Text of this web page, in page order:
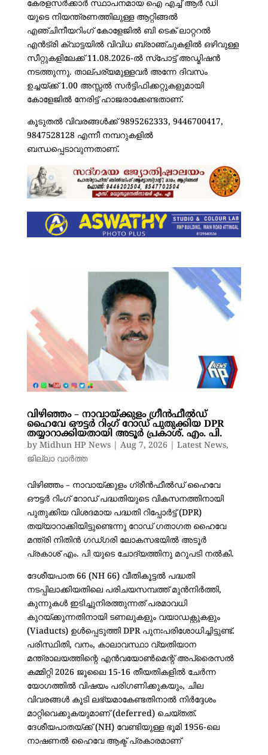
കേരളസർക്കാർ സ്ഥാപനമായ ഐ എച്ച് ആർ ഡി
യുടെ നിയന്ത്രണത്തിലുള്ള ആറ്റിങ്ങൽ
എഞ്ചിനീയറിംഗ് കോളേജിൽ ബി ടെക് ലാറ്ററൽ
എൻട്രി ക്വാട്ടയിൽ വിവിധ ബ്രാഞ്ചുകളിൽ ഒഴിവുള്ള
സീറ്റുകളിലേക്ക് 11.08.2026-ൽ സ്പോട്ട് അഡ്മിഷൻ
നടത്തുന്നു. താല്പര്യമുള്ളവർ അന്നേ ദിവസം
ഉച്ചയ്ക്ക് 1.00 അസ്സൽ സർട്ടിഫിക്കറ്റുകളുമായി
കോളേജിൽ നേരിട്ട് ഹാജരാക്കേണ്ടതാണ്.
കൂടുതൽ വിവരങ്ങൾക്ക് 9895262333, 9446700417,
9847528128 എന്നീ നമ്പറുകളിൽ
ബന്ധപ്പെടാവുന്നതാണ്.
​വിഴിഞ്ഞം – നാവായ്ക്കുളം ഗ്രീൻഫീൽഡ്
ഹൈവേ ഔട്ടർ റിംഗ് റോഡ് പുതുക്കിയ DPR
തയ്യാറാക്കിയതായി അടൂർ പ്രകാശ്. എം. പി.
by Midhun HP News| Aug 7, 2026 Latest News,
ജില്ലാ വാർത്ത
വിഴിഞ്ഞം – നാവായ്ക്കുളം ഗ്രീൻഫീൽഡ് ഹൈവേ
ഔട്ടർ റിംഗ് റോഡ് പദ്ധതിയുടെ വികസനത്തിനായി
പുതുക്കിയ വിശദമായ പദ്ധതി റിപ്പോർട്ട് (DPR)
തയ്യാറാക്കിയിട്ടുണ്ടെന്നു റോഡ് ഗതാഗത ഹൈവേ
മന്ത്രി നിതിൻ ഗഡ്ഗരി ലോകസഭയിൽ അടൂർ
പ്രകാശ് എം. പി യുടെ ചോദ്യത്തിനു മറുപടി നൽകി.
ദേശീയപാത 66 (NH 66) വീതികൂട്ടൽ പദ്ധതി
നടപ്പിലാക്കിയതിലെ പരിചയസമ്പത്ത് മുൻനിർത്തി,
കുന്നുകൾ ഇടിച്ചുനിരത്തുന്നത് പരമാവധി
കുറയ്ക്കുന്നതിനായി ടണലുകളും വയാഡക്റ്റുകളും
(Viaducts) ഉൾപ്പെടുത്തി DPR പുനഃപരിശോധിച്ചിട്ടുണ്ട്.
പരിസ്ഥിതി, വനം, കാലാവസ്ഥാ വ്യതിയാന
മന്ത്രാലയത്തിന്റെ എൻവയോൺമെന്റ് അപ്രൈസൽ
കമ്മിറ്റി 2026 ജൂലൈ 15-16 തീയതികളിൽ ചേർന്ന
യോഗത്തിൽ വിഷയം പരിഗണിക്കുകയും, ചില
വിവരങ്ങൾ കൂടി ലഭ്യമാകേണ്ടതിനാൽ നിർദ്ദേശം
മാറ്റിവെക്കുകയുമാണ് (deferred) ചെയ്തത്.
​ദേശീയപാതയ്ക്ക് (NH) വേണ്ടിയുള്ള ഭൂമി 1956-ലെ
നാഷണൽ ഹൈവേ ആക്ട് പ്രകാരമാണ്